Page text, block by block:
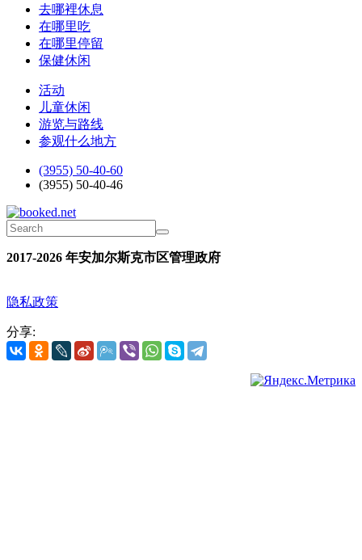
去哪裡休息
在哪里吃
在哪里停留
保健休闲
活动
儿童休闲
游览与路线
参观什么地方
(3955) 50-40-60
(3955) 50-40-46
2017-2026 年安加尔斯克市区管理政府
隐私政策
分享: